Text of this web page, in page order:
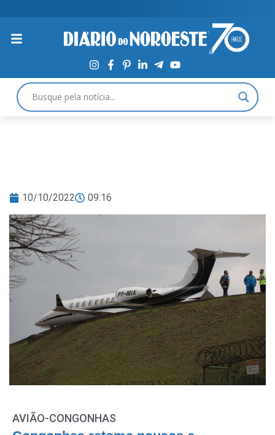
10/10/2022 09:16
AVIÃO-CONGONHAS